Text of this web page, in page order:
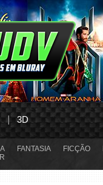
3D
FANTASIA FICÇÃO